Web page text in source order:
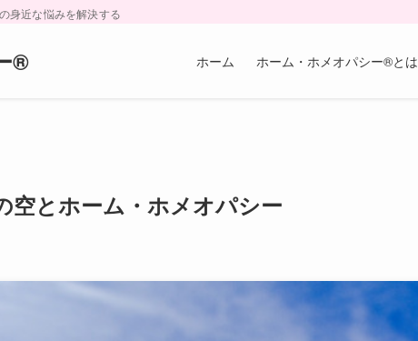
身近な悩みを解決する
®︎ ホーム ホーム・ホメオパシー®︎とは
空とホーム・ホメオパシー